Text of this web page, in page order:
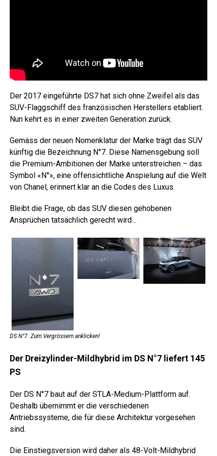
Der 2017 eingeführte DS7 hat sich ohne Zweifel als das
SUV-Flaggschiff des französischen Herstellers etabliert.
Nun kehrt es in einer zweiten Generation zurück.
Gemäss der neuen Nomenklatur der Marke trägt das SUV
künftig die Bezeichnung N°7. Diese Namensgebung soll
die Premium-Ambitionen der Marke unterstreichen – das
Symbol «N°», eine offensichtliche Anspielung auf die Welt
von Chanel, erinnert klar an die Codes des Luxus.
Bleibt die Frage, ob das SUV diesen gehobenen
Ansprüchen tatsächlich gerecht wird…
DS N°7. Zum Vergrössern anklicken!
Der Dreizylinder-Mildhybrid im DS N°7 liefert 145
PS
Der DS N°7 baut auf der STLA-Medium-Plattform auf.
Deshalb übernimmt er die verschiedenen
Antriebssysteme, die für diese Architektur vorgesehen
sind.
Die Einstiegsversion wird daher als 48-Volt-Mildhybrid